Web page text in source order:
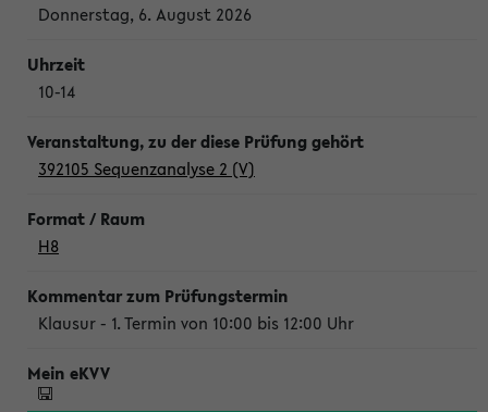
Donnerstag, 6. August 2026
10-14
392105 Sequenzanalyse 2 (V)
H8
Klausur - 1. Termin von 10:00 bis 12:00 Uhr